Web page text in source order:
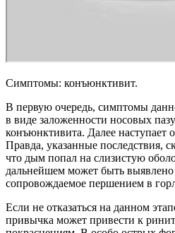
Симптомы: конъюнктивит.
В первую очередь, симптомы
в виде заложенности носовых
конъюнктивита. Далее наступает
Правда, указанные последствия,
что дым попал на слизистую
дальнейшем может быть выявлено
сопровождаемое першением в
Если не отказаться на данном
привычка может привести к